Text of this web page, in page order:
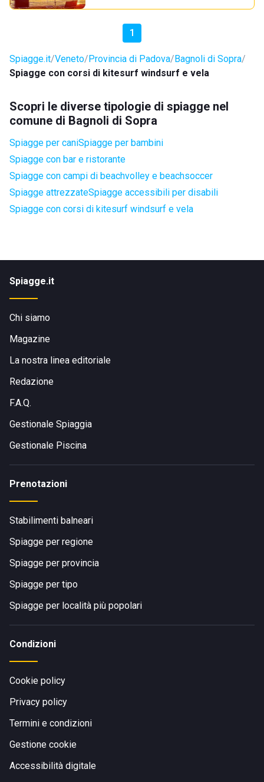
1
Spiagge.it Veneto Provincia di Padova Bagnoli di Sopra
Spiagge con corsi di kitesurf windsurf e vela
Scopri le diverse tipologie di spiagge nel
comune di Bagnoli di Sopra
Spiagge per caniSpiagge per bambini
Spiagge con bar e ristorante
Spiagge con campi di beachvolley e beachsoccer
Spiagge attrezzateSpiagge accessibili per disabili
Spiagge con corsi di kitesurf windsurf e vela
Spiagge.it
Chi siamo
Magazine
La nostra linea editoriale
Redazione
F.A.Q.
Gestionale Spiaggia
Gestionale Piscina
Prenotazioni
Stabilimenti balneari
Spiagge per regione
Spiagge per provincia
Spiagge per tipo
Spiagge per località più popolari
Condizioni
Cookie policy
Privacy policy
Termini e condizioni
Gestione cookie
Accessibilità digitale